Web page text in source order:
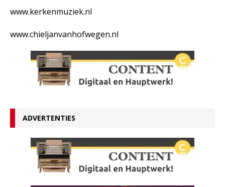
www.kerkenmuziek.nl
www.chieljanvanhofwegen.nl
ADVERTENTIES